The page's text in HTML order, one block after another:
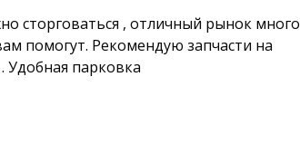
сторговаться , отличный рынок много
помогут. Рекомендую запчасти на
парковка